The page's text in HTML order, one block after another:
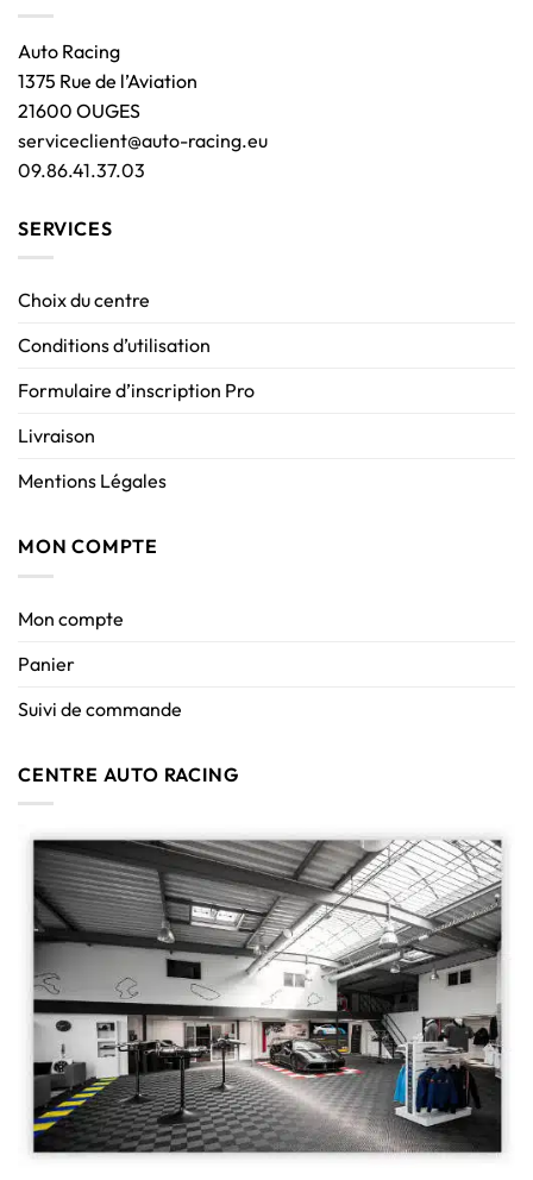
Auto Racing
1375 Rue de l’Aviation
21600 OUGES
serviceclient@auto-racing.eu
09.86.41.37.03
SERVICES
Choix du centre
Conditions d’utilisation
Formulaire d’inscription Pro
Livraison
Mentions Légales
MON COMPTE
Mon compte
Panier
Suivi de commande
CENTRE AUTO RACING